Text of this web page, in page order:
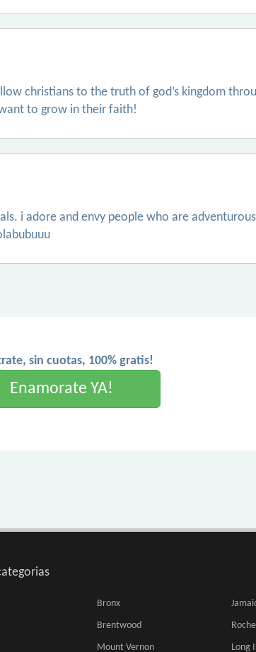
christians to the truth of god’s kingdom
to grow in their faith!
i adore and envy people who are
sin cuotas, 100% gratis!
Enamorate YA!
Bronx
Brentwood
Mount Vernon Long